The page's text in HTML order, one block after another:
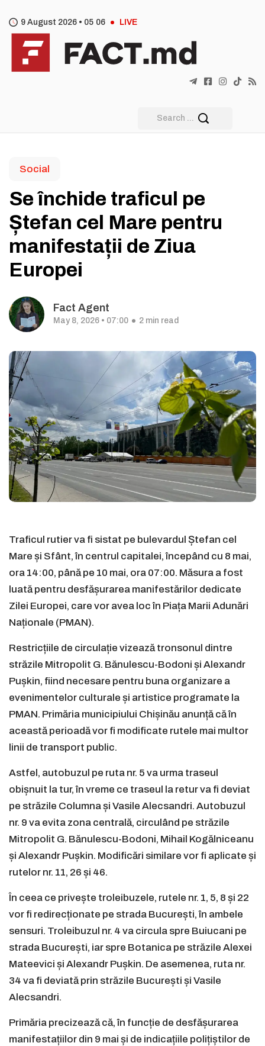
9 August 2026 • 05 06 LIVE
Social
Se închide traficul pe
Ștefan cel Mare pentru
manifestații de Ziua
Europei
Fact Agent
May 8, 2026 • 07:00 2 min read
Traficul rutier va fi sistat pe bulevardul Ștefan cel
Mare și Sfânt, în centrul capitalei, începând cu 8 mai,
ora 14:00, până pe 10 mai, ora 07:00. Măsura a fost
luată pentru desfășurarea manifestărilor dedicate
Zilei Europei, care vor avea loc în Piața Marii Adunări
Naționale (PMAN).
Restricțiile de circulație vizează tronsonul dintre
străzile Mitropolit G. Bănulescu-Bodoni și Alexandr
Pușkin, fiind necesare pentru buna organizare a
evenimentelor culturale și artistice programate la
PMAN. Primăria municipiului Chișinău anunță că în
această perioadă vor fi modificate rutele mai multor
linii de transport public.
Astfel, autobuzul pe ruta nr. 5 va urma traseul
obișnuit la tur, în vreme ce traseul la retur va fi deviat
pe străzile Columna și Vasile Alecsandri. Autobuzul
nr. 9 va evita zona centrală, circulând pe străzile
Mitropolit G. Bănulescu-Bodoni, Mihail Kogălniceanu
și Alexandr Pușkin. Modificări similare vor fi aplicate și
rutelor nr. 11, 26 și 46.
În ceea ce privește troleibuzele, rutele nr. 1, 5, 8 și 22
vor fi redirecționate pe strada București, în ambele
sensuri. Troleibuzul nr. 4 va circula spre Buiucani pe
strada București, iar spre Botanica pe străzile Alexei
Mateevici și Alexandr Pușkin. De asemenea, ruta nr.
34 va fi deviată prin străzile București și Vasile
Alecsandri.
Primăria precizează că, în funcție de desfășurarea
manifestațiilor din 9 mai și de indicațiile polițiștilor de